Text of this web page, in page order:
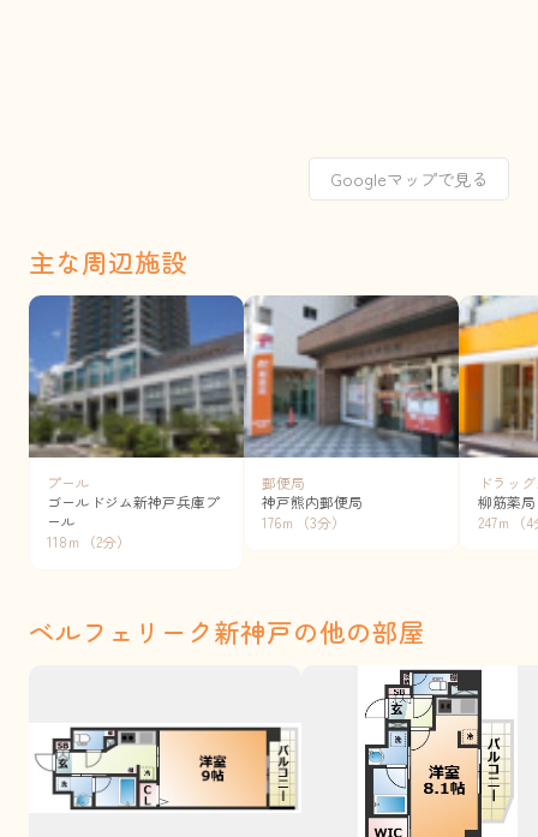
Googleマップで見る
主な周辺施設
プール
ゴールドジム新神戸兵庫プ
ール
118ｍ（2分）
郵便局
神戸熊内郵便局
176ｍ（3分）
ドラッ
柳筋薬局
247ｍ（
ベルフェリーク新神戸の他の部屋